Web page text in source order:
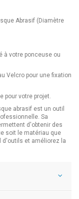
Abrasif (Diamètre
à votre ponceuse ou
Velcro pour une fixation
pour votre projet.
abrasif est un outil
Sa
d'obtenir des
soit le matériau que
d'outils et améliorez la